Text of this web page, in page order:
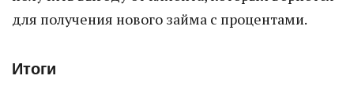
для получения нового займа с процентами.
Итоги